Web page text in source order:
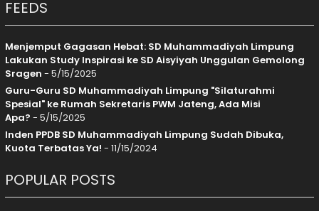
FEEDS
Menjemput Gagasan Hebat: SD Muhammadiyah Limpung
Lakukan Study Inspirasi ke SD Aisyiyah Unggulan Gemolong
Sragen - 5/15/2025
Guru-Guru SD Muhammadiyah Limpung "Silaturahmi
Spesial" ke Rumah Sekretaris PWM Jateng, Ada Misi
Apa? - 5/15/2025
Inden PPDB SD Muhammadiyah Limpung Sudah Dibuka,
Kuota Terbatas Ya! - 11/15/2024
POPULAR POSTS